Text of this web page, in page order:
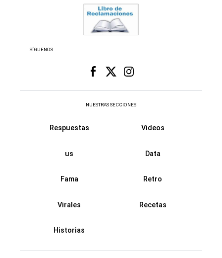
SÍGUENOS
NUESTRAS SECCIONES
Respuestas Videos
us Data
Fama Retro
Virales Recetas
Historias